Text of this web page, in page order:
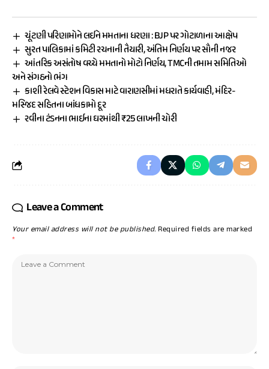
ચૂંટણી પરિણામોને લઈને મમતાના ધરણા : BJP પર ગોટાળાના આક્ષેપ
સુરત પાલિકામાં કમિટી રચનાની તૈયારી, અંતિમ નિર્ણય પર સૌની નજર
આંતરિક અસંતોષ વચ્ચે મમતાનો મોટો નિર્ણય, TMCની તમામ સમિતિઓ
અને સંગઠનો ભંગ
કાશી રેલવે સ્ટેશન વિકાસ માટે વારાણસીમાં મધરાતે કાર્યવાહી, મંદિર-
મસ્જિદ સહિતના બાંધકામો દૂર
રવીના ટંડનના ભાઈના ઘરમાંથી ₹25 લાખની ચોરી
Leave a Comment
Your email address will not be published. Required fields are marked
*